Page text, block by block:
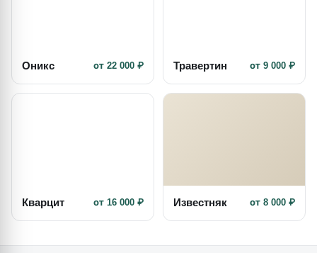
Оникс от 22 000 ₽ Травертин от 9 000 ₽
Кварцит от 16 000 ₽ Известняк от 8 000 ₽